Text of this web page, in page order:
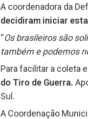
A coordenadora da
decidiram iniciar
“Os brasileiros são
também e podemos
Para facilitar a coleta
do Tiro de Guerra.
Sul.
A Coordenação